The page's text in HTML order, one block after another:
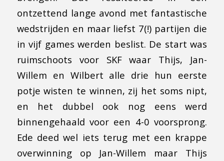
ontzettend lange avond met fantastische
wedstrijden en maar liefst 7(!) partijen die
in vijf games werden beslist. De start was
ruimschoots voor SKF waar Thijs, Jan-
Willem en Wilbert alle drie hun eerste
potje wisten te winnen, zij het soms nipt,
en het dubbel ook nog eens werd
binnengehaald voor een 4-0 voorsprong.
Ede deed wel iets terug met een krappe
overwinning op Jan-Willem maar Thijs